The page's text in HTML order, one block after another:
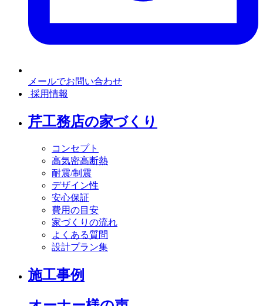
メールでお問い合わせ
採用情報
芹工務店の家づくり
コンセプト
高気密高断熱
耐震/制震
デザイン性
安心保証
費用の目安
家づくりの流れ
よくある質問
設計プラン集
施工事例